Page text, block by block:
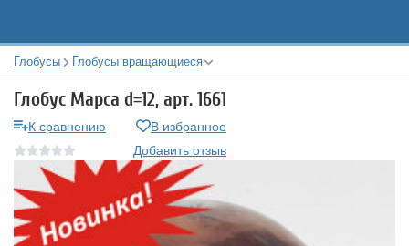
Глобусы Глобусы вращающиеся
Глобус Марса d=12, арт. 1661
К сравнению
В избранное
Добавить отзыв